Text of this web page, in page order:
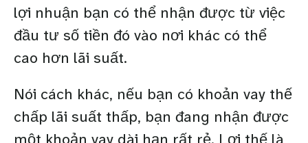
lợi nhuận bạn có thể nhận được từ việc
đầu tư số tiền đó vào nơi khác có thể
cao hơn lãi suất.
Nói cách khác, nếu bạn có khoản vay thế
chấp lãi suất thấp, bạn đang nhận được